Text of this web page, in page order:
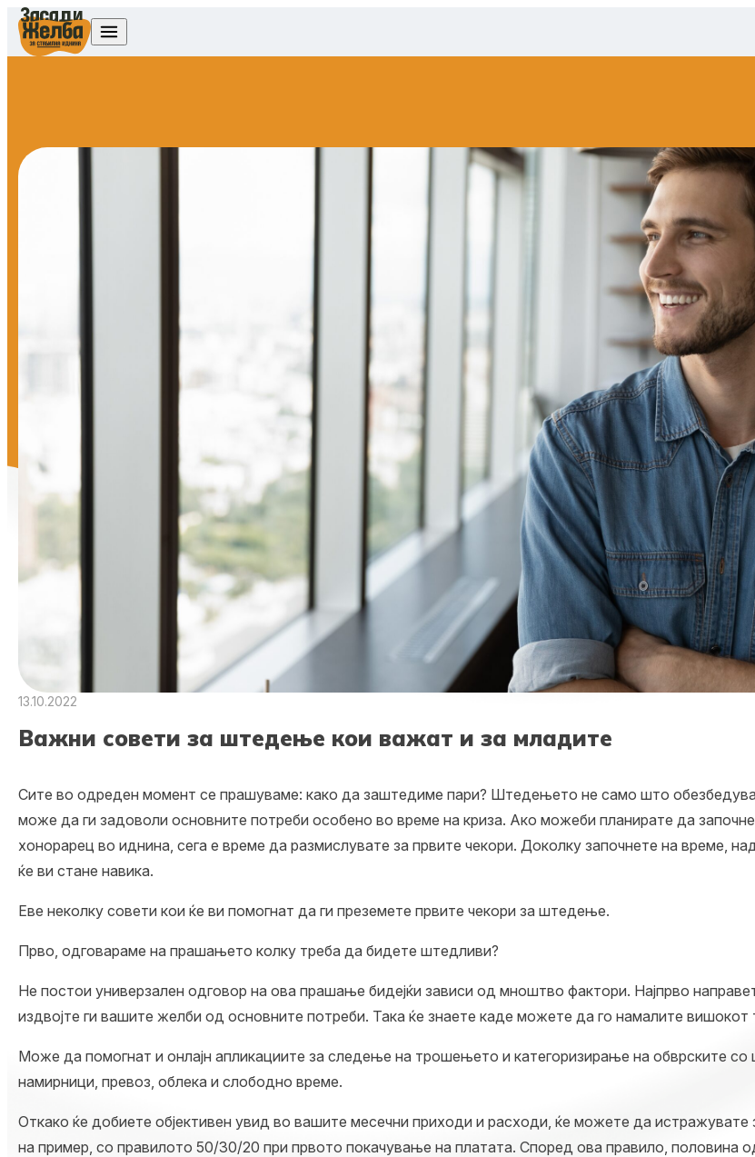
Skip to content
13.10.2022
Важни совети за штедење кои важат и за младите
Сите во одреден момент се прашуваме: како да заштедиме пари? Штедењето не само што
може да ги задоволи основните потреби особено во време на криза. Ако можеби планирате да
хонорарец во иднина, сега е време да размислувате за првите чекори. Доколку започнете на време,
ќе ви стане навика.
Еве неколку совети кои ќе ви помогнат да ги преземете првите чекори за штедење.
Прво, одговараме на прашањето колку треба да бидете штедливи?
Не постои универзален одговор на ова прашање бидејќи зависи од мноштво фактори. Најпрво
издвојте ги вашите желби од основните потреби. Така ќе знаете каде можете да го намалите
Може да помогнат и онлајн апликациите за следење на трошењето и категоризирање на обврските со
намирници, превоз, облека и слободно време.
Откако ќе добиете објективен увид во вашите месечни приходи и расходи, ќе можете да
на пример, со правилото 50/30/20 при првото покачување на платата. Според ова правило, половина